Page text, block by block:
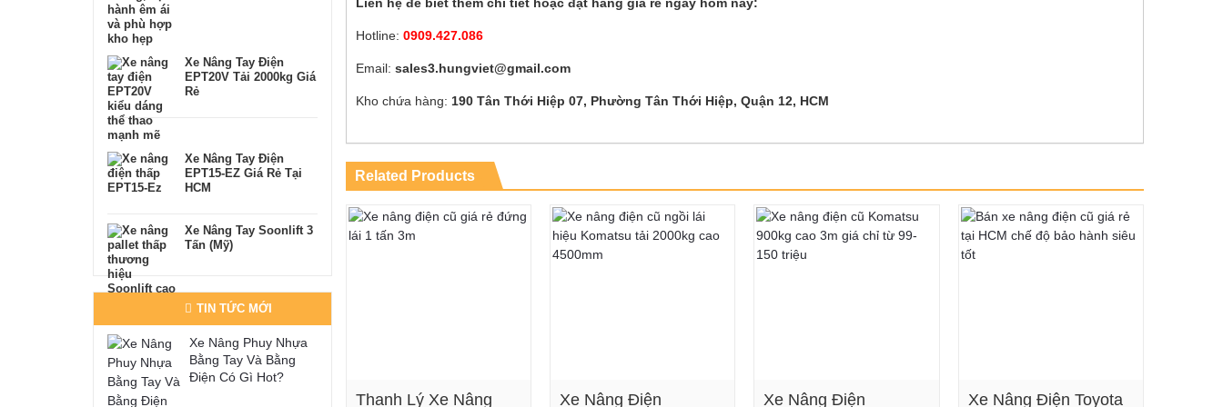
Hotline: 0909.427.086
Email: sales3.hungviet@gmail.com
Kho chứa hàng: 190 Tân Thới Hiệp 07, Phường Tân Thới Hiệp, Quận 12, HCM
Related Products
Thanh Lý Xe Nâng Xe Nâng Điện Xe Nâng Điện Xe Nâng Điện Toyota
Xe Nâng Tay Điện
EPT20V Tải 2000kg Giá
Rẻ
Xe Nâng Tay Điện
EPT15-EZ Giá Rẻ Tại
HCM
Xe Nâng Tay Soonlift 3
Tấn (Mỹ)
TIN TỨC MỚI
Xe Nâng Phuy Nhựa
Bằng Tay Và Bằng
Điện Có Gì Hot?